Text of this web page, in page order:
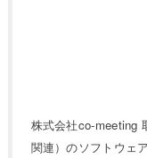
株式会社co-meeting
関連）のソフトウェ